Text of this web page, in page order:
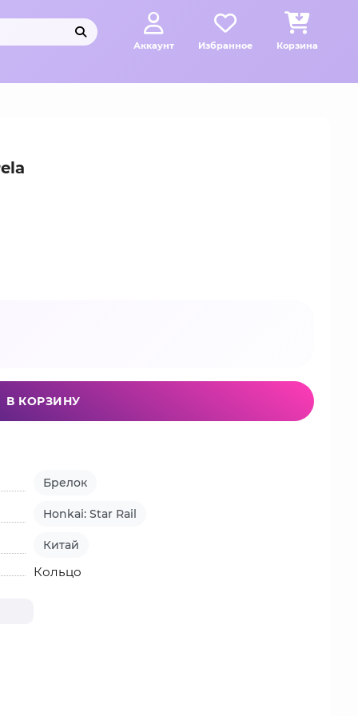
Аккаунт Избранное Корзина
В КОРЗИНУ
Брелок
Honkai: Star Rail
Китай
Кольцо